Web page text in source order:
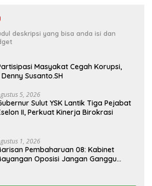
deskripsi yang bisa anda isi dan
Masyakat Cegah Korupsi,
Susanto.SH
5, 2026
Sulut YSK Lantik Tiga Pejabat
II, Perkuat Kinerja Birokrasi
1, 2026
Pembaharuan 08: Kabinet
Oposisi Jangan Ganggu